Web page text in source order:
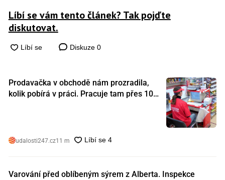
Líbí se vám tento článek? Tak pojďte
diskutovat.
Diskuze 0
Prodavačka v obchodě nám prozradila,
kolik pobírá v práci. Pracuje tam přes 10
udalosti247.cz11 m
Varování před oblíbeným sýrem z Alberta. Inspekce